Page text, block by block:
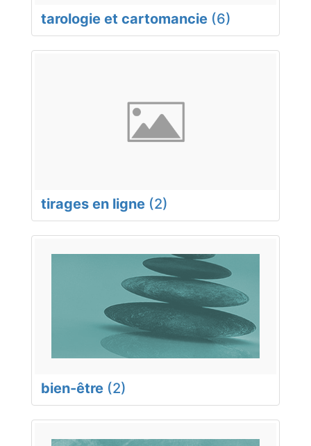
tarologie et cartomancie (6)
tirages en ligne (2)
bien-être (2)